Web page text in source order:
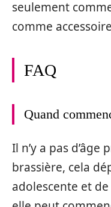
seulement
comme
FAQ
Quand
Il n’y a pas
brassière, cela
adolescente et